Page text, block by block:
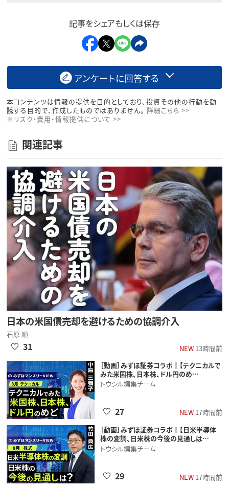
記事をシェアもしくは保存
アンケートに回答する
本コンテンツは情報の提供を目的としており、投資その他の行動を勧
誘する目的で、作成したものではありません。 詳細こちら >>
※リスク・費用・情報提供について >>
関連記事
日本の米国債売却を避けるための協調介入
石原 順
NEW13時間前
31
［動画］みずほ証券コラボ┃【テクニカルで
みた米国株、日本株、ドル円のめ…
トウシル編集チーム
NEW17時間前
27
［動画］みずほ証券コラボ┃【日米半導体
株の変調、日米株の今後の見通しは…
トウシル編集チーム
NEW17時間前
29